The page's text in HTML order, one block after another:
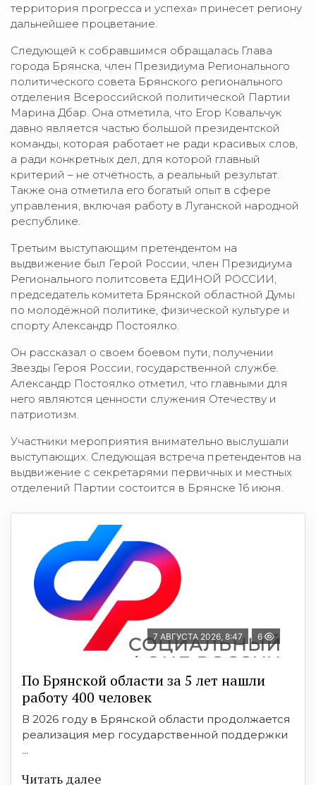
территория прогресса и успеха» принесет региону
дальнейшее процветание.
Следующей к собравшимся обращалась Глава
города Брянска, член Президиума Регионального
политического совета Брянского регионального
отделения Всероссийской политической Партии
Марина Дбар. Она отметила, что Егор Ковальчук
давно является частью большой президентской
команды, которая работает не ради красивых слов,
а ради конкретных дел, для которой главный
критерий – не отчётность, а реальный результат.
Также она отметила его богатый опыт в сфере
управления, включая работу в Луганской народной
республике.
Третьим выступающим претендентом на
выдвижение был Герой России, член Президиума
Регионального политсовета ЕДИНОЙ РОССИИ,
председатель комитета Брянской областной Думы
по молодёжной политике, физической культуре и
спорту Александр Постоялко.
Он рассказал о своем боевом пути, получении
Звезды Героя России, государственной службе.
Александр Постоялко отметил, что главными для
него являются ценности служения Отечеству и
патриотизм.
Участники мероприятия внимательно выслушали
выступающих. Следующая встреча претендентов на
выдвижение с секретарями первичных и местных
отделений Партии состоится в Брянске 16 июня.
7 АВГУСТА 2026, 8:47 6
По Брянской области за 5 лет нашли
работу 400 человек
В 2026 году в Брянской области продолжается
реализация мер государственной поддержки
...
Читать далее